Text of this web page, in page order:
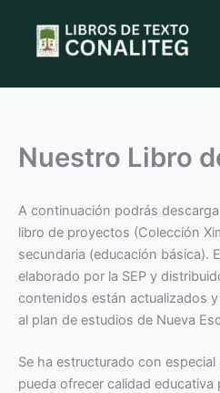
contenido
Nuestro Libro
A continuación podrás
libro de proyectos (Colección
secundaria (educación básica).
elaborado por la SEP y
contenidos están actualizados
al plan de estudios de Nueva
Se ha estructurado con
pueda ofrecer calidad